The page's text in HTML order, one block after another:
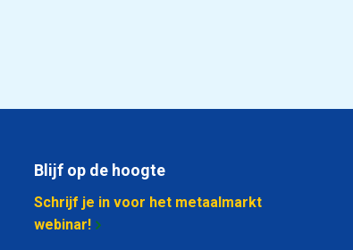
4,362
5,352
Blijf op de hoogte
Schrijf je in voor het metaalmarkt
webinar!